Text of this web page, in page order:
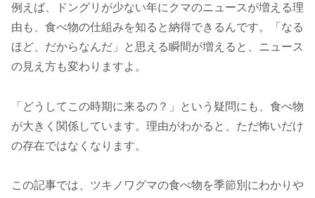
例えば、ドングリが少ない年にクマのニュースが増える理
由も、食べ物の仕組みを知ると納得できるんです。「なる
ほど、だからなんだ」と思える瞬間が増えると、ニュース
の見え方も変わりますよ。
「どうしてこの時期に来るの？」という疑問にも、食べ物
が大きく関係しています。理由がわかると、ただ怖いだけ
の存在ではなくなります。
この記事では、ツキノワグマの食べ物を季節別にわかりや